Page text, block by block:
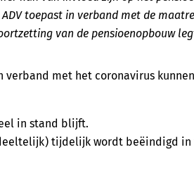
toepast in verband met de
van de pensioenopbouw
met het coronavirus
in stand blijft.
tijdelijk wordt beëindigd